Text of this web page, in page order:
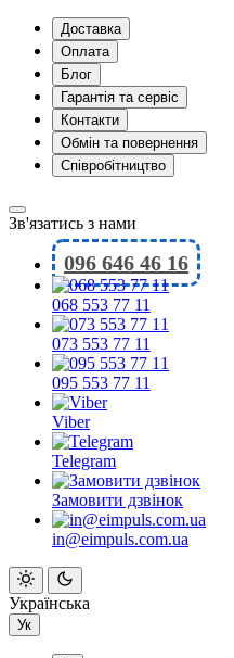
Доставка
Оплата
Блог
Гарантія та сервіс
Контакти
Обмін та повернення
Співробітництво
Зв'язатись з нами
096 646 46 16
068 553 77 11
073 553 77 11
095 553 77 11
Viber
Telegram
Замовити дзвінок
in@eimpuls.com.ua
Українська
Ук